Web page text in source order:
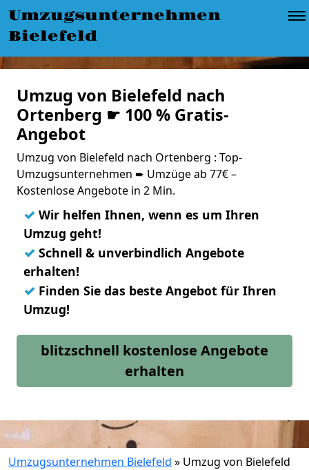
Umzugsunternehmen
Bielefeld
Umzug von Bielefeld nach
Ortenberg ☛ 100 % Gratis-
Angebot
Umzug von Bielefeld nach Ortenberg : Top-
Umzugsunternehmen ➨ Umzüge ab 77€ –
Kostenlose Angebote in 2 Min.
✓ Wir helfen Ihnen, wenn es um Ihren
Umzug geht!
✓ Schnell & unverbindlich Angebote
erhalten!
✓ Finden Sie das beste Angebot für Ihren
Umzug!
blitzschnell kostenlose Angebote
erhalten
Umzugsunternehmen Bielefeld » Umzug von Bielefeld